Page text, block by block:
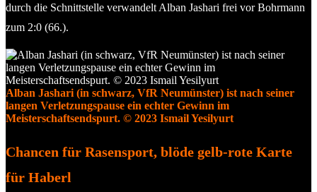
durch die Schnittstelle verwandelt Alban Jashari frei vor Bohrmann
zum 2:0 (66.).
Alban Jashari (in schwarz, VfR Neumünster) ist nach seiner
langen Verletzungspause ein echter Gewinn im
Meisterschaftsendspurt. © 2023 Ismail Yesilyurt
Chancen für Rasensport, blöde gelb-rote Karte
für Haberl